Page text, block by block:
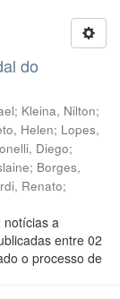
do
; Kleina, Nilton;
Helen; Lopes,
Diego;
; Borges,
Renato;
notícias a
entre 02
o processo de